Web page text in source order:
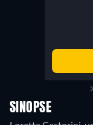
SINOPSE